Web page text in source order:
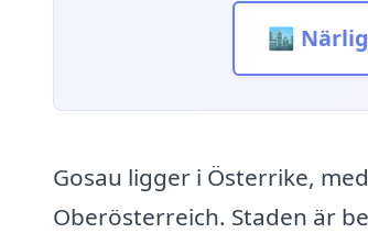
🏙️
Gosau ligger i Österrike,
Oberösterreich. Staden är